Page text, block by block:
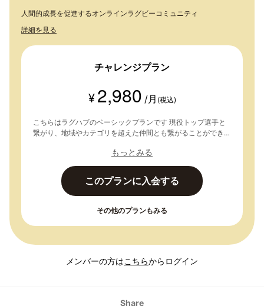
人間的成長を促進するオンラインラグビーコミュニティ
詳細を見る
チャレンジプラン
¥ 2,980 /月 (税込)
こちらはラグハブのベーシックプランです 現役トップ選手と
繋がり、地域やカテゴリを超えた仲間とも繋がることができま
・各種イベント参加 ・グループで情報交換 ・ブログ閲覧、個
人ブログ投稿 ↓ 【入会方法】 １「このプランに入会する」を
クリックし、メールアドレスを登録。 ２メールアドレスを認
証後、応募フォームを入力して送信。 ３本登録(入会手続き)
もっとみる
このプランに入会する
その他のプランもみる
メンバーの方はこちらからログイン
Share